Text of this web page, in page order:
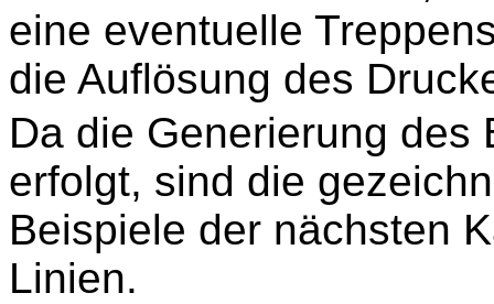
eine eventuelle
die Auflösung des
Da die Generierung des
erfolgt, sind die
Beispiele der nächsten
Linien.